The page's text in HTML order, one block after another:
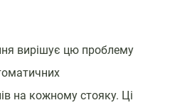
вирішує цю проблему
на кожному стояку. Ці